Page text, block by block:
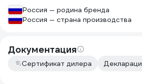
Россия — родина бренда
Россия — страна производства
Документация
Сертификат дилера